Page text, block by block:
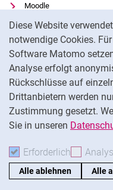
Diese Website
notwendige Cookies.
Software Matomo
Analyse erfolgt
Rückschlüsse auf
Drittanbietern werden
Zustimmung gesetzt.
Sie in unseren
Erforderlich
Alle ablehnen Alle
Moodle
Panopto
Universitätsbibliothek
Datenschutz
Barrierefreiheit
Transparenter KI-Einsatz